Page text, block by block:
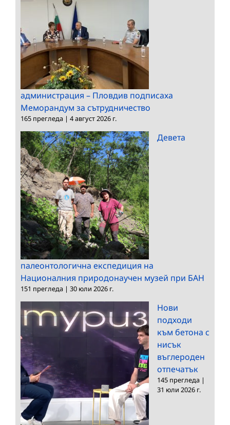
администрация – Пловдив подписаха
Меморандум за сътрудничество
165 прегледа | 4 август 2026 г.
Девета
палеонтологична експедиция на
Националния природонаучен музей при БАН
151 прегледа | 30 юли 2026 г.
Нови
подходи
към бетона с
нисък
въглероден
отпечатък
145 прегледа |
31 юли 2026 г.